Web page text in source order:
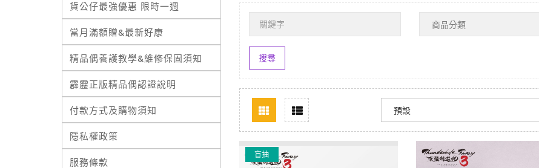
貨公仔最強優惠 限時一週
當月滿額贈&最新好康
精品偶養護教學&維修保固須知
霹靂正版精品偶認證說明
付款方式及購物須知
隱私權政策
服務條款
盲抽